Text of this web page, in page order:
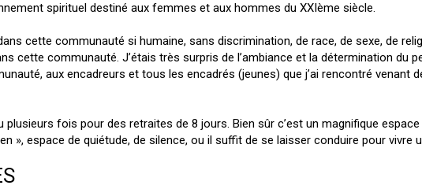
spirituel destiné aux femmes et aux hommes du XXIème siècle.
cette communauté si humaine, sans discrimination, de race, de sexe, de
cette communauté. J’étais très surpris de l’ambiance et la détermination du
aux encadreurs et tous les encadrés (jeunes) que j’ai rencontré
plusieurs fois pour des retraites de 8 jours. Bien sûr c’est un magnifique
», espace de quiétude, de silence, ou il suffit de se laisser conduire pour